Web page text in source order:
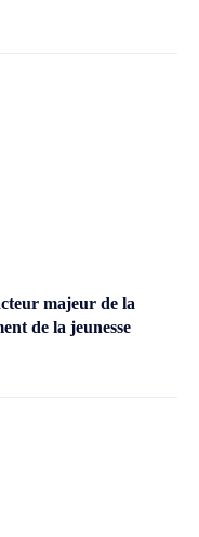
majeur de la
de la jeunesse